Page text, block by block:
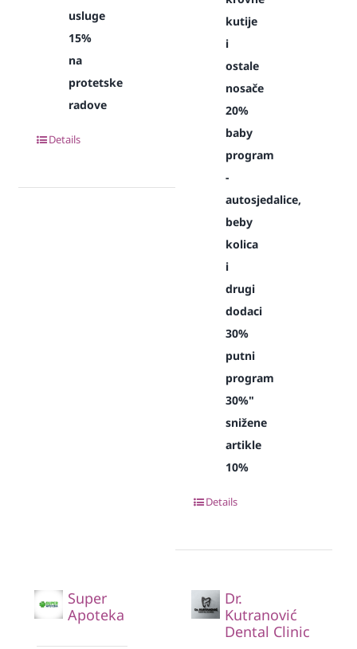
usluge
15%
na
protetske
radove
Details
kutije
i
ostale
nosače
20%
baby
program
-
autosjedalice,
beby
kolica
i
drugi
dodaci
30%
putni
program
30%"
snižene
artikle
10%
Details
Super
Apoteka
Dr.
Kutranović
Dental Clinic